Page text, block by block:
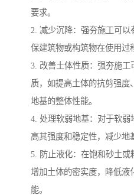
要求。
2. 减少沉降：强夯施工可
保建筑物或构筑物在使用过
3. 改善土体性质：强夯施
质，如提高土体的抗剪强度
地基的整体性能。
4. 处理软弱地基：对于软
高其强度和稳定性，减少地
5. 防止液化：在饱和砂土
增加土体的密实度，降低液
能。